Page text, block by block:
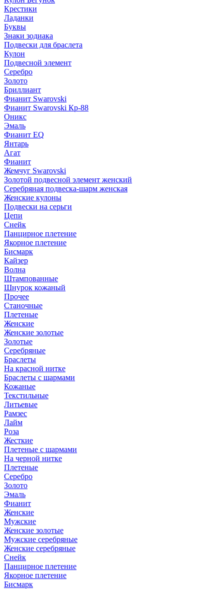
Крестики
Ладанки
Буквы
Знаки зодиака
Подвески для браслета
Кулон
Подвесной элемент
Серебро
Золото
Бриллиант
Фианит Swarovski
Фианит Swarovski Кр-88
Оникс
Эмаль
Фианит EQ
Янтарь
Агат
Фианит
Жемчуг Swarovski
Золотой подвесной элемент женcкий
Серебряная подвеска-шарм женская
Женские кулоны
Подвески на серьги
Цепи
Снейк
Панцирное плетение
Якорное плетение
Бисмарк
Кайзер
Волна
Штампованные
Шнурок кожаный
Прочее
Станочные
Плетеные
Женские
Женские золотые
Золотые
Серебряные
Браслеты
На красной нитке
Браслеты с шармами
Кожаные
Текстильные
Литьевые
Рамзес
Лайм
Роза
Жесткие
Плетеные с шармами
На черной нитке
Плетеные
Серебро
Золото
Эмаль
Фианит
Женские
Мужские
Женские золотые
Мужские серебряные
Женские серебряные
Снейк
Панцирное плетение
Якорное плетение
Бисмарк